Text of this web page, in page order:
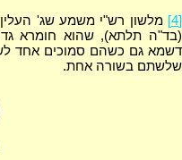
[4]
מלשון רש"י משמע שג'
(בד"ה תלתא), שהוא חומרא
דשמא גם כשהם סמוכים אחד
שלשתם בשורה אחת.